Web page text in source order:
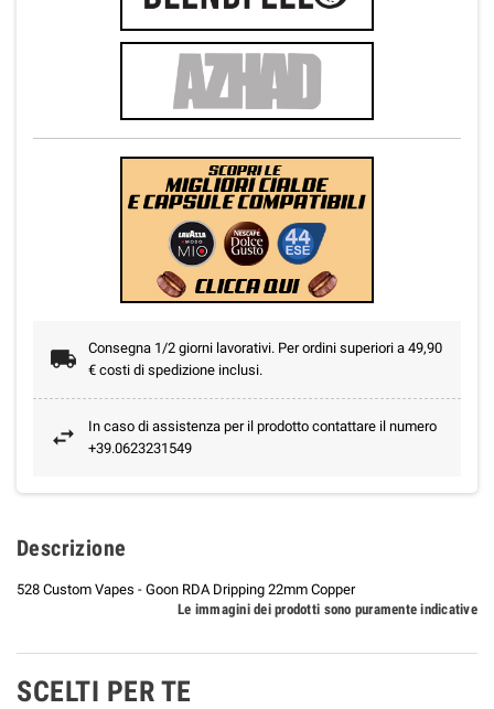
Consegna 1/2 giorni lavorativi. Per ordini superiori a 49,90
€ costi di spedizione inclusi.
In caso di assistenza per il prodotto contattare il numero
+39.0623231549
Descrizione
528 Custom Vapes - Goon RDA Dripping 22mm Copper
Le immagini dei prodotti sono puramente indicative
SCELTI PER TE